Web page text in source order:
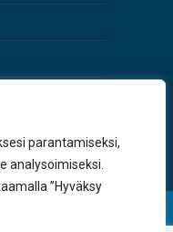
parantamiseksi,
analysoimiseksi.
”Hyväksy